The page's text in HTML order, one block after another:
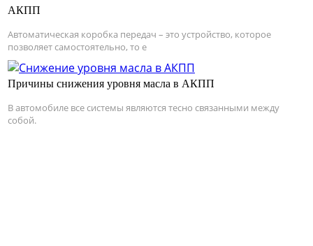
АКПП
Автоматическая коробка передач – это устройство, которое
позволяет самостоятельно, то е
Причины снижения уровня масла в АКПП
В автомобиле все системы являются тесно связанными между
собой.